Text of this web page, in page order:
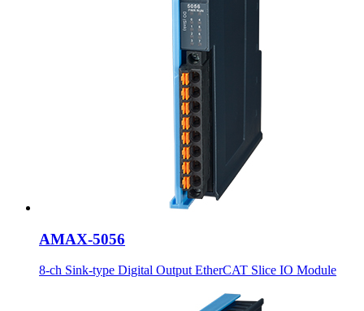
AMAX-5056
8-ch Sink-type Digital Output EtherCAT Slice IO Module